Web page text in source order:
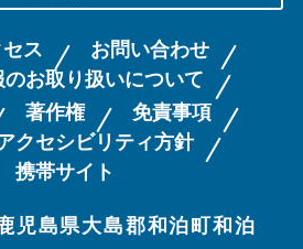
ス
お問い合わせ
お取り扱いについて
著作権
免責事項
クセシビリティ方針
携帯サイト
児島県大島郡和泊町和泊